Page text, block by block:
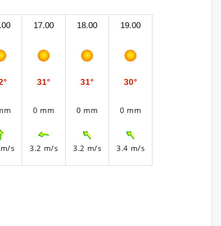
s
17.00
31°
0 mm
3.2 m/s
18.00
31°
0 mm
3.2 m/s
19.00
30°
0 mm
3.4 m/s